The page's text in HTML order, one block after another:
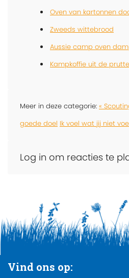
Oven van kartonnen
Zweeds wittebrood
Aussie camp oven
Kampkoffie uit de
Meer in deze categorie: «
goede doel Ik voel wat jij niet
Log in om reacties te
Vind ons op: